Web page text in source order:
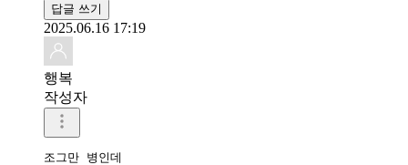
답글 쓰기
2025.06.16 17:19
행복
작성자
조그만 병인데